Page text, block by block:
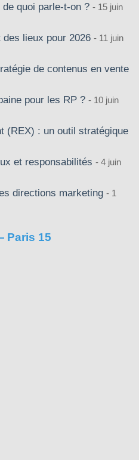
quoi parle-t-on ?
15 juin
lieux pour 2026
11 juin
de contenus en vente
pour les RP ?
10 juin
(REX) : un outil stratégique
et responsabilités
4 juin
directions marketing
1
Paris 15